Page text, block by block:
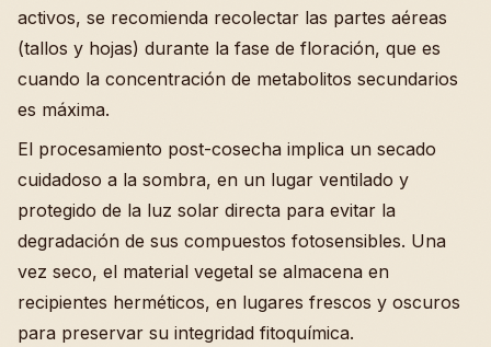
activos, se recomienda recolectar las partes aéreas
(tallos y hojas) durante la fase de floración, que es
cuando la concentración de metabolitos secundarios
es máxima.
El procesamiento post-cosecha implica un secado
cuidadoso a la sombra, en un lugar ventilado y
protegido de la luz solar directa para evitar la
degradación de sus compuestos fotosensibles. Una
vez seco, el material vegetal se almacena en
recipientes herméticos, en lugares frescos y oscuros
para preservar su integridad fitoquímica.